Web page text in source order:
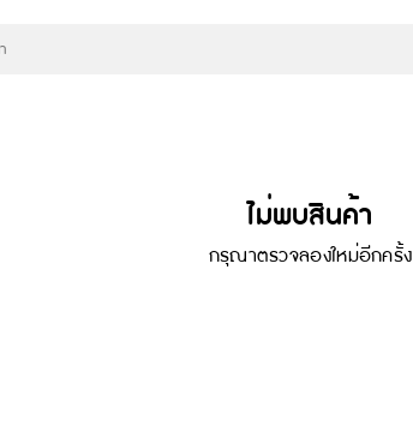
ไม่พบสินค้า
กรุณาตรวจลองใหม่อีกครั้ง